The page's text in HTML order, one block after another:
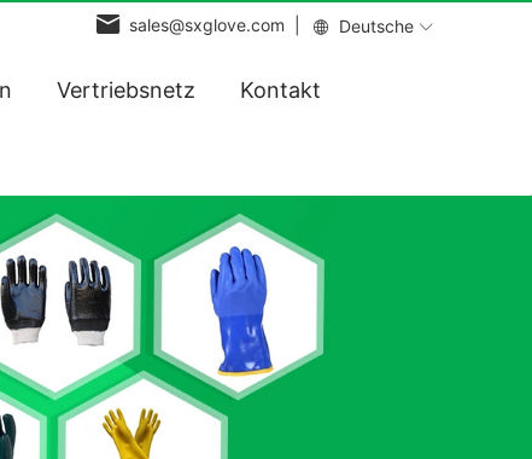
Deutsche
sales@sxglove.com |
Vertriebsnetz Kontakt